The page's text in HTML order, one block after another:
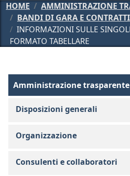
HOME
AMMINISTRAZIONE
BANDI DI GARA E CONTRATTI
INFORMAZIONI SULLE
FORMATO TABELLARE
Amministrazione
Amministrazione trasparente
Disposizioni generali
Organizzazione
Consulenti e collaboratori